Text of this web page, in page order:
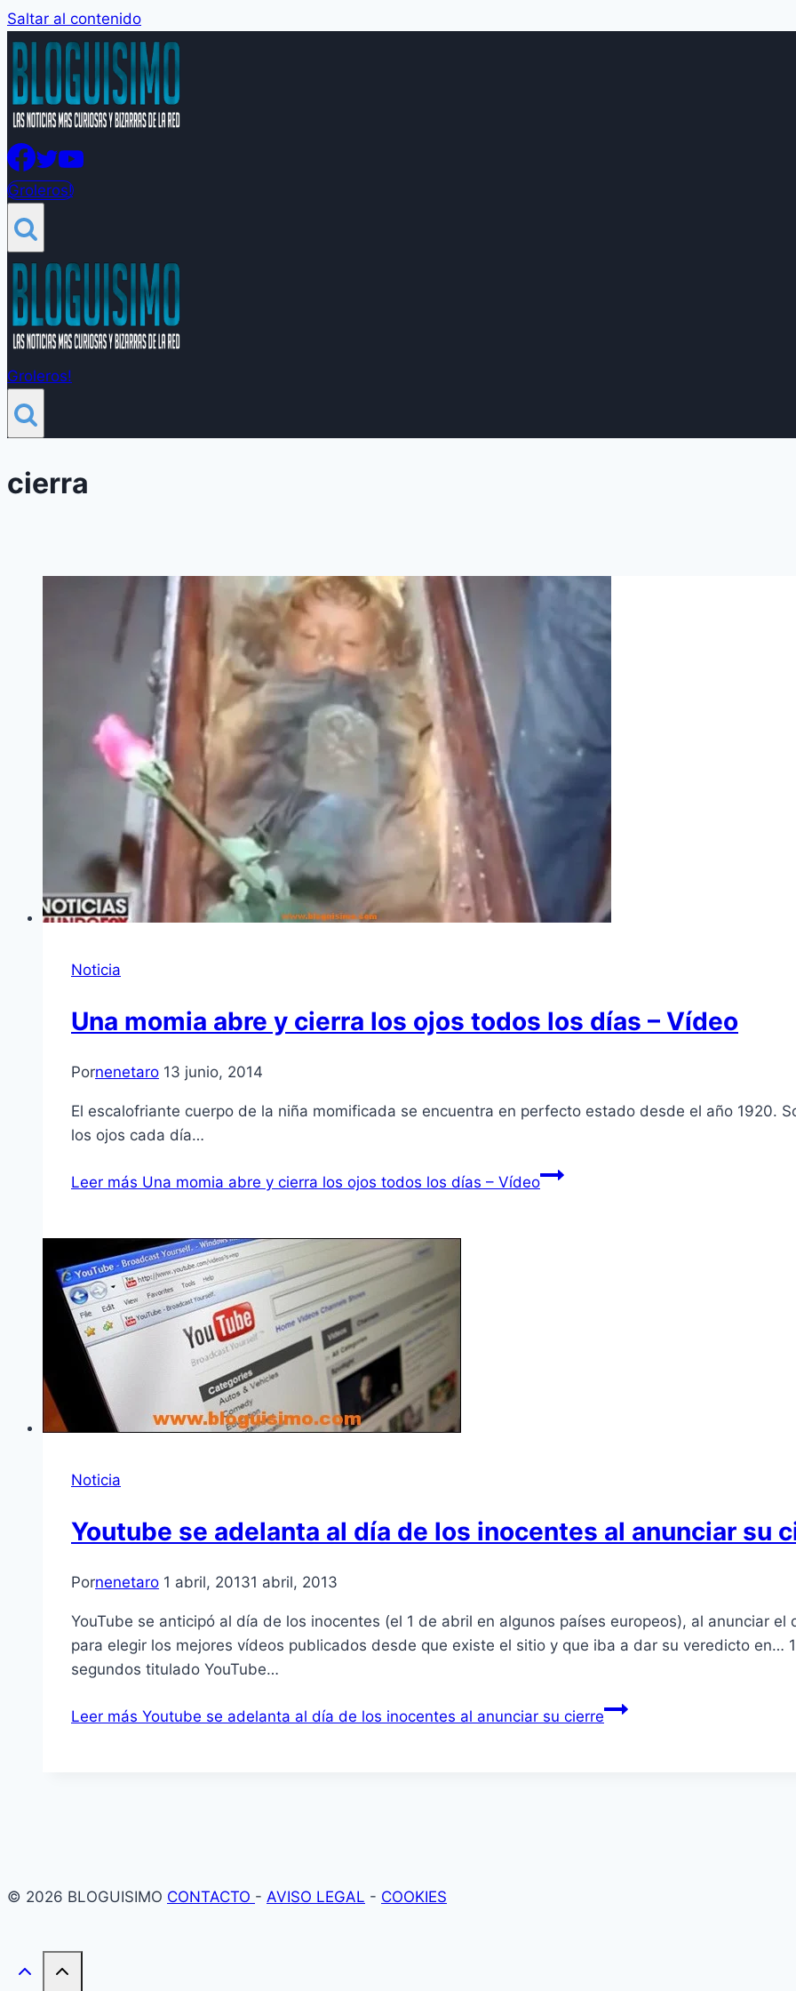
Saltar al contenido
Groleros!
Groleros!
cierra
Noticia
Una momia abre y cierra los ojos todos los días – Vídeo
Pornenetaro 13 junio, 2014
El escalofriante cuerpo de la niña momificada se encuentra en perfecto estado desde el año 1920.
los ojos cada día…
Leer más Una momia abre y cierra los ojos todos los días – Vídeo
Noticia
Youtube se adelanta al dí­a de los inocentes al anunciar su
Pornenetaro 1 abril, 20131 abril, 2013
YouTube se anticipó al dí­a de los inocentes (el 1 de abril en algunos paí­ses europeos), al anunciar
para elegir los mejores ví­deos publicados desde que existe el sitio y que iba a dar su veredicto en…
segundos titulado YouTube…
Leer más Youtube se adelanta al dí­a de los inocentes al anunciar su cierre
© 2026 BLOGUISIMO CONTACTO - AVISO LEGAL - COOKIES